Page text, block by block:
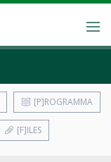
[P]ROGRAMMA
[F]ILES